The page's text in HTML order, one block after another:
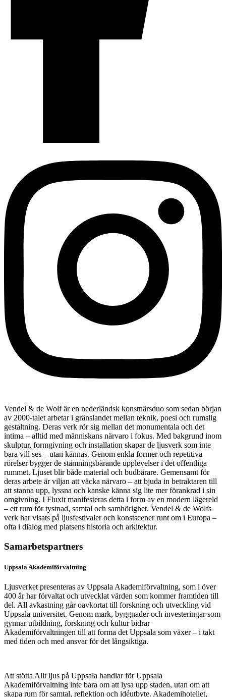
Vendel & de Wolf är en nederländsk konstnärsduo som sedan början
av 2000-talet arbetar i gränslandet mellan teknik, poesi och rumslig
gestaltning. Deras verk rör sig mellan det monumentala och det
intima – alltid med människans närvaro i fokus. Med bakgrund inom
skulptur, formgivning och installation skapar de ljusverk som inte
bara vill ses – utan kännas. Genom enkla former och repetitiva
rörelser bygger de stämningsbärande upplevelser i det offentliga
rummet. Ljuset blir både material och budbärare. Gemensamt för
deras arbete är viljan att väcka närvaro – att bjuda in betraktaren till
att stanna upp, lyssna och kanske känna sig lite mer förankrad i sin
omgivning. I Fluxit manifesteras detta i form av en modern lägereld
– ett rum för tystnad, samtal och samhörighet. Vendel & de Wolfs
verk har visats på ljusfestivaler och konstscener runt om i Europa –
ofta i dialog med platsens historia och arkitektur.
Samarbetspartners
Uppsala Akademiförvaltning
Ljusverket presenteras av Uppsala Akademiförvaltning, som i över
400 år har förvaltat och utvecklat värden som kommer framtiden till
del. All avkastning går oavkortat till forskning och utveckling vid
Uppsala universitet. Genom mark, byggnader och investeringar som
gynnar utbildning, forskning och kultur bidrar
Akademiförvaltningen till att forma det Uppsala som växer – i takt
med tiden och med ansvar för det långsiktiga.
Att stötta Allt ljus på Uppsala handlar för Uppsala
Akademiförvaltning inte bara om att lysa upp staden, utan om att
skapa rum för samtal, reflektion och idéutbyte. Akademihotellet,